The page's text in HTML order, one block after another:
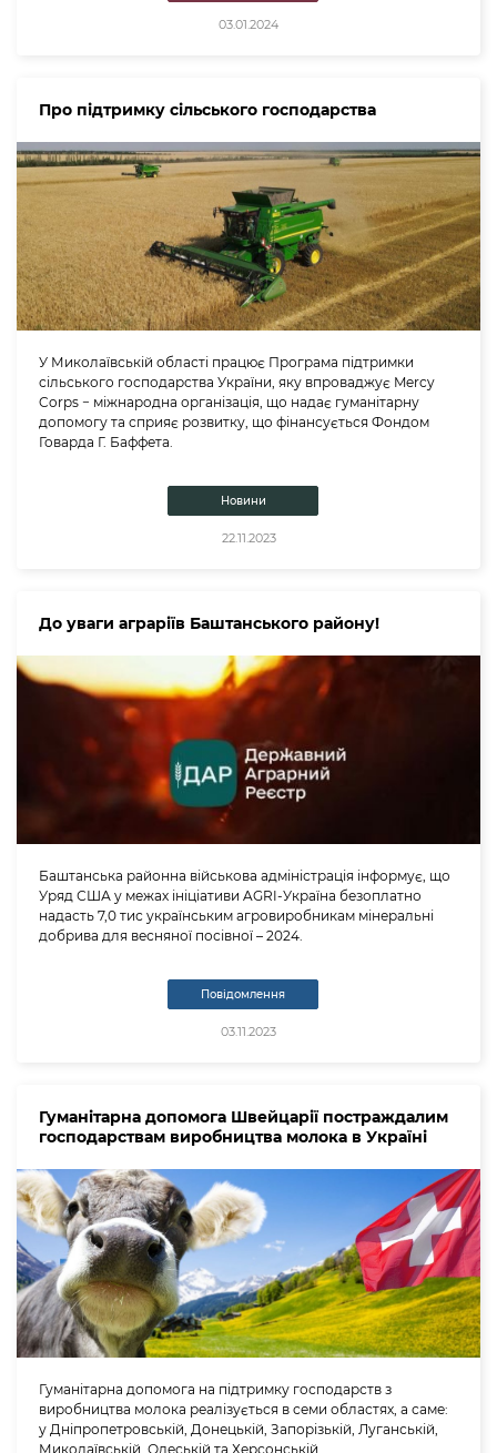
03.01.2024
Про підтримку сільського господарства
У Миколаївській області працює Програма підтримки
сільського господарства України, яку впроваджує Mercy
Corps − міжнародна організація, що надає гуманітарну
допомогу та сприяє розвитку, що фінансується Фондом
Говарда Г. Баффета.
Новини
22.11.2023
До уваги аграріїв Баштанського району!
Баштанська районна військова адміністрація інформує, що
Уряд США у межах ініціативи AGRI-Україна безоплатно
надасть 7,0 тис українським агровиробникам мінеральні
добрива для весняної посівної – 2024.
Повідомлення
03.11.2023
Гуманітарна допомога Швейцарії постраждалим
господарствам виробництва молока в Україні
Гуманітарна допомога на підтримку господарств з
виробництва молока реалізується в семи областях, а саме:
у Дніпропетровській, Донецькій, Запорізькій, Луганській,
Миколаївській, Одеській та Херсонській.